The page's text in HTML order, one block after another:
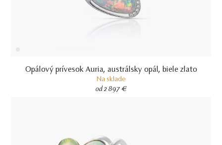
Opálový prívesok Auria, austrálsky opál, biele zlato
Na sklade
od 2 897 €